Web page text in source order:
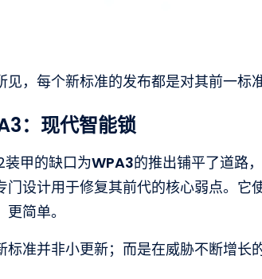
见，每个新标准的发布都是对其前一标
：现代智能锁
装甲的缺口为WPA3的推出铺平了道路
门设计用于修复其前代的核心弱点。它
更简单。
标准并非小更新；而是在威胁不断增长